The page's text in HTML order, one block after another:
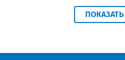
прослушивания участников,
наставников, выступления
Челябинской, Свердловской,